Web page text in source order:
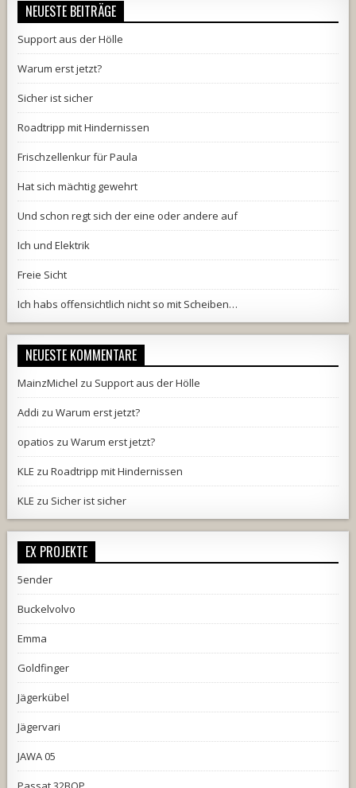
NEUESTE BEITRÄGE
Support aus der Hölle
Warum erst jetzt?
Sicher ist sicher
Roadtripp mit Hindernissen
Frischzellenkur für Paula
Hat sich mächtig gewehrt
Und schon regt sich der eine oder andere auf
Ich und Elektrik
Freie Sicht
Ich habs offensichtlich nicht so mit Scheiben…
NEUESTE KOMMENTARE
MainzMichel zu Support aus der Hölle
Addi zuWarum erst jetzt?
opatios zuWarum erst jetzt?
KLE zuRoadtripp mit Hindernissen
KLE zu Sicher ist sicher
EX PROJEKTE
5ender
Buckelvolvo
Emma
Goldfinger
Jägerkübel
Jägervari
JAWA 05